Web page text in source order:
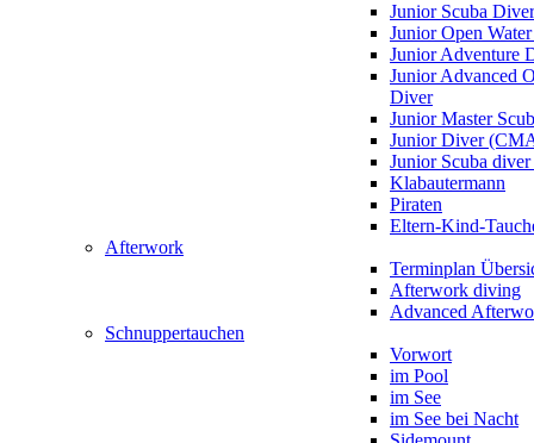
Junior Scuba Diver
Junior Open
Junior Adventure
Junior Advanced
Diver
Junior Master
Junior Diver
Junior Scuba
Klabautermann
Piraten
Eltern-Kind-
Afterwork
Terminplan
Afterwork diving
Advanced
Schnuppertauchen
Vorwort
im Pool
im See
im See bei Nacht